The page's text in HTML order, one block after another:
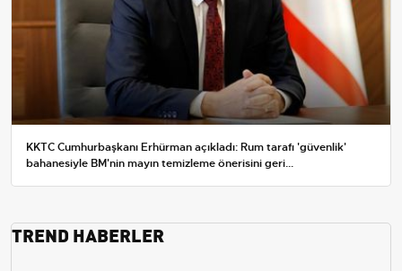
KKTC Cumhurbaşkanı Erhürman açıkladı: Rum tarafı 'güvenlik'
bahanesiyle BM'nin mayın temizleme önerisini geri...
TREND HABERLER